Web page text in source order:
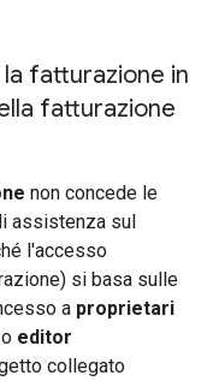
fatturazione in
fatturazione
non concede le
assistenza sul
l'accesso
si basa sulle
a proprietari
o editor
collegato